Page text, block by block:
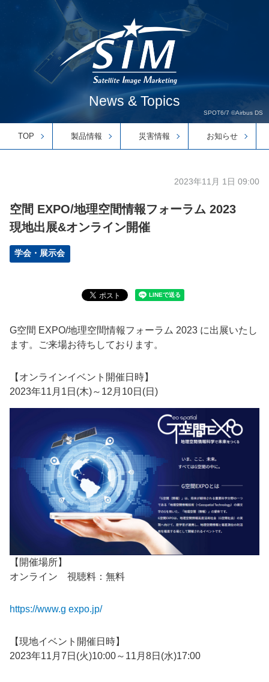
News & Topics
SPOT6/7 ©Airbus DS
TOP 製品情報 災害情報 お知らせ
2023年11月 1日 09:00
空間 EXPO/地理空間情報フォーラム 2023
現地出展&オンライン開催
学会・展示会
G空間 EXPO/地理空間情報フォーラム 2023 に出展いたし
ます。ご来場お待ちしております。
【オンラインイベント開催日時】
2023年11月1日(木)～12月10日(日)
【開催場所】
オンライン 視聴料：無料
https://www.g expo.jp/
【現地イベント開催日時】
2023年11月7日(火)10:00～11月8日(水)17:00